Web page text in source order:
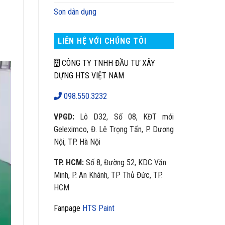
Sơn dân dụng
LIÊN HỆ VỚI CHÚNG TÔI
CÔNG TY TNHH ĐẦU TƯ XÂY
DỰNG HTS VIỆT NAM
098.550.3232
VPGD: Lô D32, Số 08, KĐT mới
Geleximco, Đ. Lê Trọng Tấn, P. Dương
Nội, TP. Hà Nội
TP. HCM: Số 8, Đường 52, KDC Văn
Minh, P. An Khánh, TP Thủ Đức, TP.
HCM
Fanpage HTS Paint